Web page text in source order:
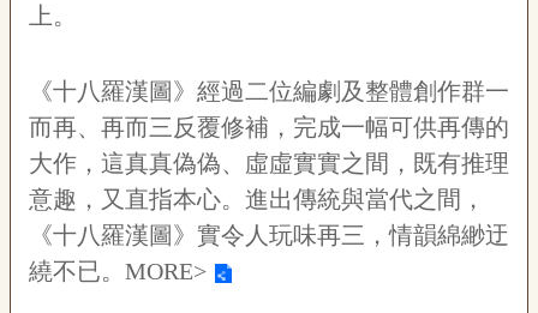
b
S
上。
《十八羅漢圖》經過二位編劇及整體創作群一
而再、再而三反覆修補，完成一幅可供再傳的
大作，這真真偽偽、虛虛實實之間，既有推理
意趣，又直指本心。進出傳統與當代之間，
《十八羅漢圖》實令人玩味再三，情韻綿緲迂
繞不已。 MORE>